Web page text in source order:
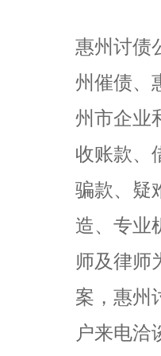
惠州讨债
州催债、
州市企业
收账款、
骗款、疑
造、专业
师及律师
案，惠州
户来电洽